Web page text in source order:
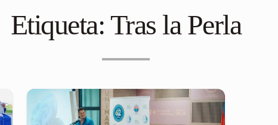
Etiqueta: Tras la Perla